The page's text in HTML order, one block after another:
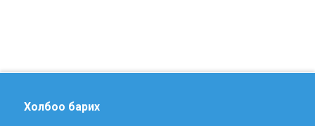
Холбоо барих